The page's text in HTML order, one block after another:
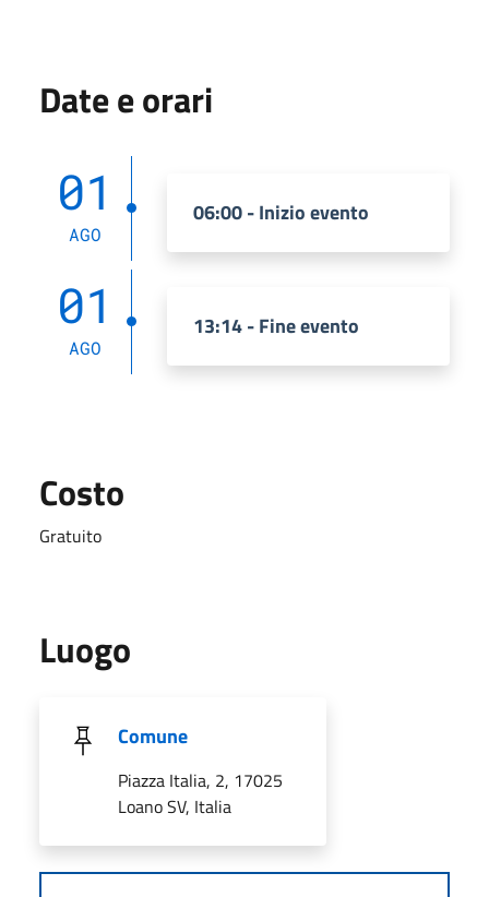
Date e orari
01
AGO
06:00 - Inizio evento
01
AGO
13:14 - Fine evento
Costo
Gratuito
Luogo
Comune
Piazza Italia, 2, 17025
Loano SV, Italia